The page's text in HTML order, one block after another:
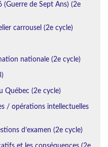
(Guerre de Sept Ans) (2e
carrousel (2e cycle)
nationale (2e cycle)
Québec (2e cycle)
/ opérations intellectuelles
d’examen (2e cycle)